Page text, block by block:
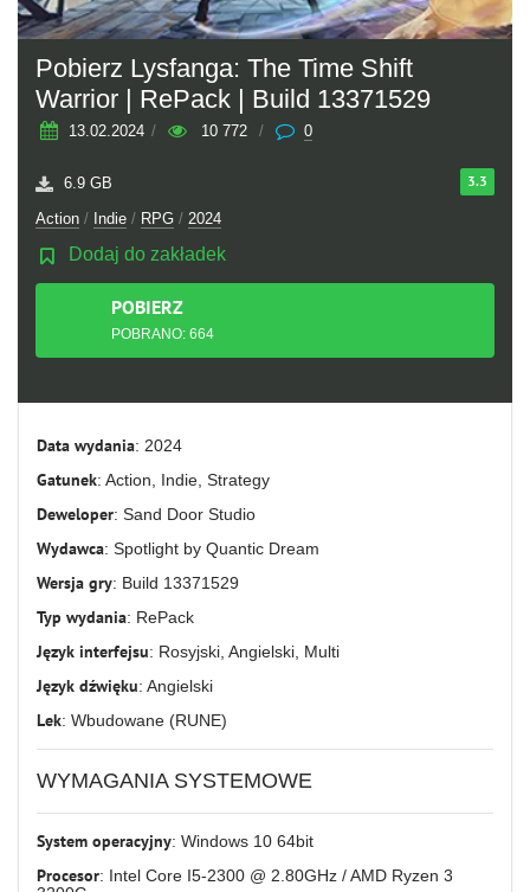
Pobierz Lysfanga: The Time Shift
Warrior | RePack | Build 13371529
13.02.2024 / 10 772 / 0
3.3
6.9 GB
Action / Indie / RPG / 2024
Dodaj do zakładek
POBIERZ
TORRENTPOBRANO: 664
Data wydania: 2024
Gatunek: Action, Indie, Strategy
Deweloper: Sand Door Studio
Wydawca: Spotlight by Quantic Dream
Wersja gry: Build 13371529
Typ wydania: RePack
Język interfejsu: Rosyjski, Angielski, Multi
Język dźwięku: Angielski
Lek: Wbudowane (RUNE)
WYMAGANIA SYSTEMOWE
System operacyjny: Windows 10 64bit
Procesor: Intel Core I5-2300 @ 2.80GHz / AMD Ryzen 3